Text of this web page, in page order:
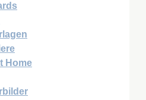
Home